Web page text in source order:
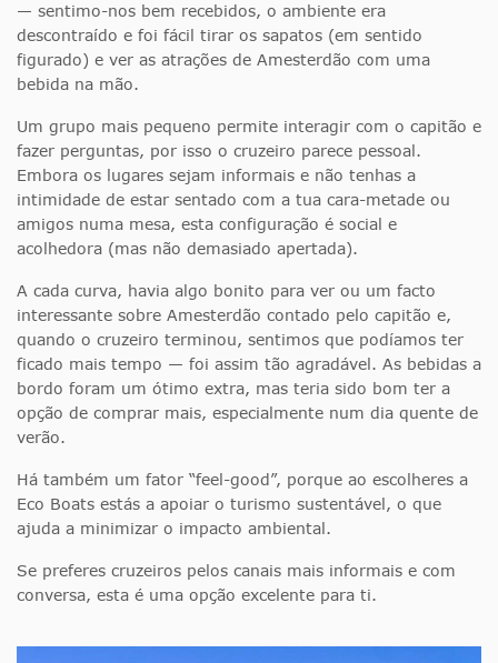
— sentimo-nos bem recebidos, o ambiente era
descontraído e foi fácil tirar os sapatos (em sentido
figurado) e ver as atrações de Amesterdão com uma
bebida na mão.
Um grupo mais pequeno permite interagir com o capitão e
fazer perguntas, por isso o cruzeiro parece pessoal.
Embora os lugares sejam informais e não tenhas a
intimidade de estar sentado com a tua cara-metade ou
amigos numa mesa, esta configuração é social e
acolhedora (mas não demasiado apertada).
A cada curva, havia algo bonito para ver ou um facto
interessante sobre Amesterdão contado pelo capitão e,
quando o cruzeiro terminou, sentimos que podíamos ter
ficado mais tempo — foi assim tão agradável. As bebidas a
bordo foram um ótimo extra, mas teria sido bom ter a
opção de comprar mais, especialmente num dia quente de
verão.
Há também um fator “feel-good”, porque ao escolheres a
Eco Boats estás a apoiar o turismo sustentável, o que
ajuda a minimizar o impacto ambiental.
Se preferes cruzeiros pelos canais mais informais e com
conversa, esta é uma opção excelente para ti.